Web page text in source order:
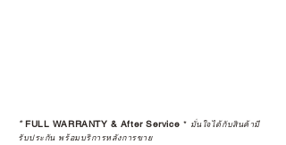
*FULL WARRANTY & After Service * มั่นใจได้กับสินค้ามี
รับประกัน พร้อมบริการหลังการขาย